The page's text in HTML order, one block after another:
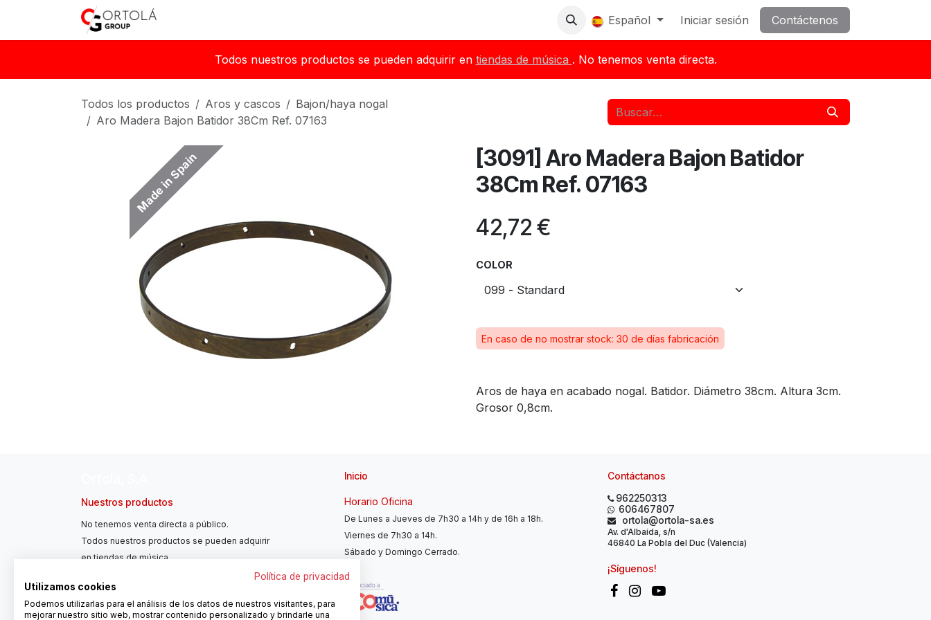
Español Iniciar sesión Contáctenos
Todos nuestros productos se pueden adquirir en tiendas de música . No tenemos venta directa.
Todos los productos Aros y cascos
Bajon/haya nogal
Aro Madera Bajon Batidor 38Cm Ref. 07163
Made in Spain
[3091] Aro Madera Bajon Batidor
38Cm Ref. 07163
42,72 €
COLOR
En caso de no mostrar stock: 30 de días fabricación
Aros de haya en acabado nogal. Batidor. Diámetro 38cm. Altura 3cm.
Grosor 0,8cm.
Nuestros productos
No tenemos venta directa a público.
Todos nuestros productos se pueden adquirir
en tiendas de música.
Inicio
Horario Oficina
De Lunes a Jueves de 7h30 a 14h y de 16h a 18h.
Viernes de 7h30 a 14h.
Sábado y Domingo Cerrado.
Contáctanos
962250313
606467807
ortola@ortola-sa.es
Av. d'Albaida, s/n
46840 La Pobla del Duc (Valencia)
¡Síguenos!
Política de privacidad
Utilizamos cookies
Podemos utilizarlas para el análisis de los datos de nuestros visitantes, para
mejorar nuestro sitio web, mostrar contenido personalizado y brindarle una